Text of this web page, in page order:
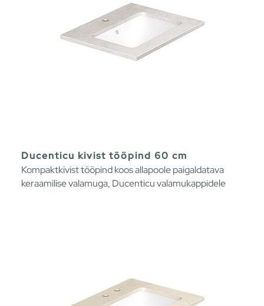
Ducenticu kivist tööpind 60 cm
Kompaktkivist tööpind koos allapoole paigaldatava
keraamilise valamuga, Ducenticu valamukappidele